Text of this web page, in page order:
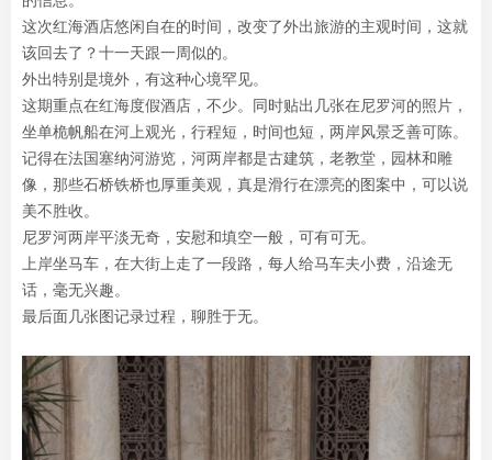
这次红海酒店悠闲自在的时间，改变了外出旅游的主观时间，这就
该回去了？十一天跟一周似的。
外出特别是境外，有这种心境罕见。
这期重点在红海度假酒店，不少。同时贴出几张在尼罗河的照片，
坐单桅帆船在河上观光，行程短，时间也短，两岸风景乏善可陈。
记得在法国塞纳河游览，河两岸都是古建筑，老教堂，园林和雕
像，那些石桥铁桥也厚重美观，真是滑行在漂亮的图案中，可以说
美不胜收。
尼罗河两岸平淡无奇，安慰和填空一般，可有可无。
上岸坐马车，在大街上走了一段路，每人给马车夫小费，沿途无
话，毫无兴趣。
最后面几张图记录过程，聊胜于无。